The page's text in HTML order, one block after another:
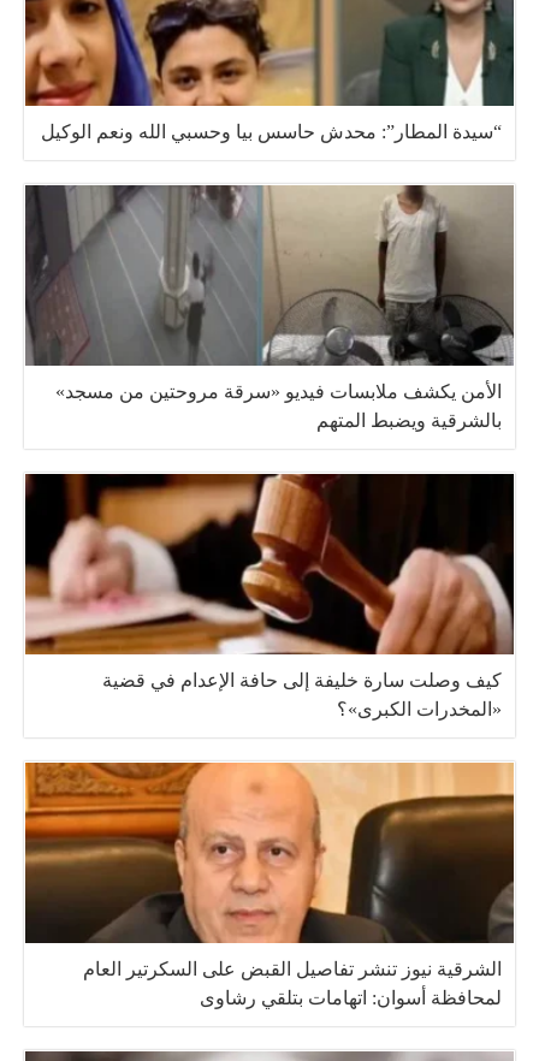
“سيدة المطار”: محدش حاسس بيا وحسبي الله ونعم الوكيل
الأمن يكشف ملابسات فيديو «سرقة مروحتين من مسجد»
بالشرقية ويضبط المتهم
كيف وصلت سارة خليفة إلى حافة الإعدام في قضية
«المخدرات الكبرى»؟
الشرقية نيوز تنشر تفاصيل القبض على السكرتير العام
لمحافظة أسوان: اتهامات بتلقي رشاوى